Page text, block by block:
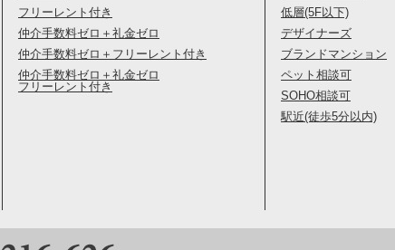
フリーレント付き
仲介手数料ゼロ＋礼金ゼロ
仲介手数料ゼロ＋フリーレント付き
仲介手数料ゼロ＋礼金ゼロ
フリーレント付き
低層(5F以下)
デザイナーズ
ブランドマンション
ペット相談可
SOHO相談可
駅近(徒歩5分以内)